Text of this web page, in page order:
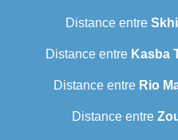
Distance entre
Distance entre Kasba
Distance entre Rio
Distance entre